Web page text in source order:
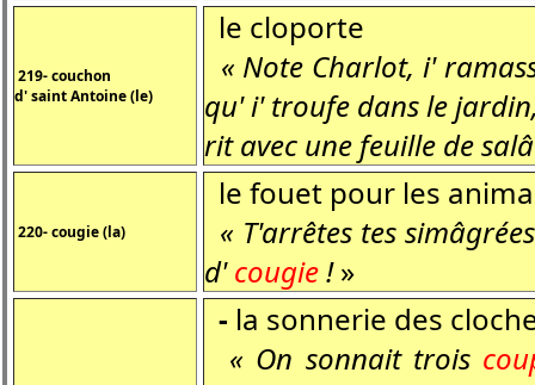
219- couchon
d' saint Antoine (le)
le cloporte
« Note Charlot, i'
qu' i' troufe dans le
rit avec une feuille de
220- cougie (la)
le fouet pour les
« T'arrêtes tes
d'cougie!»
- la sonnerie des
« On sonnait trois